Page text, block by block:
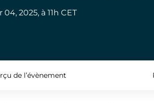
04, 2025, à 11h CET
de l’évènement